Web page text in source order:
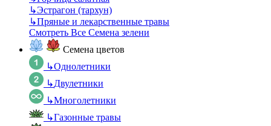
↳Эстрагон (тархун)
↳Пряные и лекарственные травы
Смотреть Все Семена зелени
Семена цветов
↳Однолетники
↳Двулетники
↳Многолетники
↳Газонные травы